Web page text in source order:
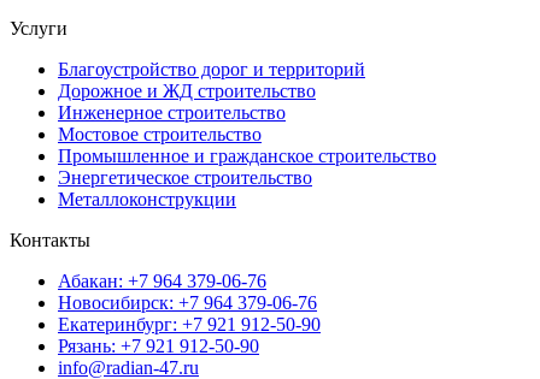
Услуги
Благоустройство дорог и территорий
Дорожное и ЖД строительство
Инженерное строительство
Мостовое строительство
Промышленное и гражданское строительство
Энергетическое строительство
Металлоконструкции
Контакты
Абакан: +7 964 379-06-76
Новосибирск: +7 964 379-06-76
Екатеринбург: +7 921 912-50-90
Рязань: +7 921 912-50-90
info@radian-47.ru